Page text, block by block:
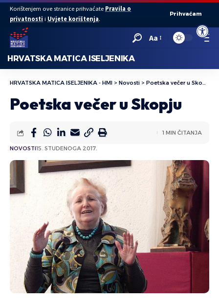
Open
Korištenjem ove stranice prihvaćate Pravila o
privatnosti i Uvjete korištenja.
Prihvaćam
Aa
HRVATSKA MATICA ISELJENIKA
HRVATSKA MATICA ISELJENIKA - HMI > Novosti > Poetska večer u Skopju
Poetska večer u Skopju
NOVOSTI15. STUDENOGA 2017.
1 MIN ČITANJA